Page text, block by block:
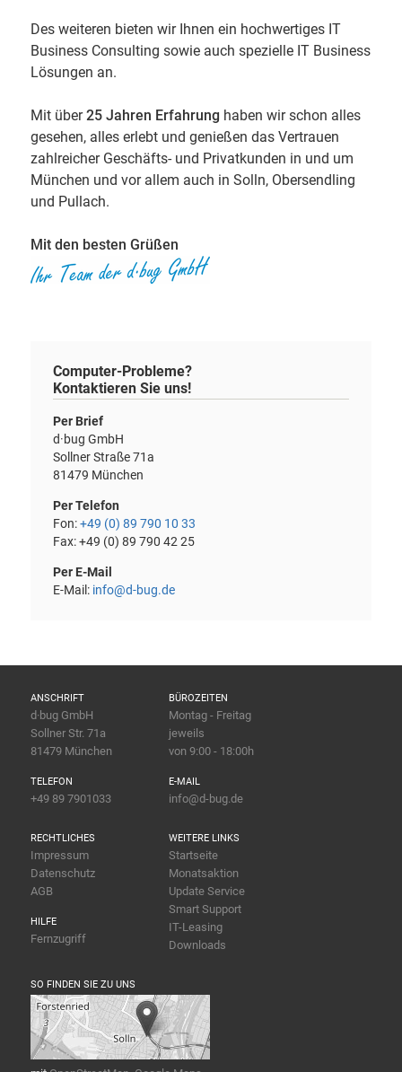
Des weiteren bieten wir Ihnen ein hochwertiges IT
Business Consulting sowie auch spezielle IT Business
Lösungen an.
Mit über25 Jahren Erfahrung haben wir schon alles
gesehen, alles erlebt und genießen das Vertrauen
zahlreicher Geschäfts- und Privatkunden in und um
München und vor allem auch in Solln, Obersendling
und Pullach.
Mit den besten Grüßen
Computer-Probleme?
Kontaktieren Sie uns!
Per Brief
d·bug GmbH
Sollner Straße 71a
81479 München
Per Telefon
Fon:+49 (0) 89 790 10 33
Fax: +49 (0) 89 790 42 25
Per E-Mail
E-Mail: info@d-bug.de
ANSCHRIFT
d·bug GmbH
Sollner Str. 71a
81479 München
TELEFON
+49 89 7901033
BÜROZEITEN
Montag - Freitag
jeweils
von 9:00 - 18:00h
E-MAIL
info@d-bug.de
RECHTLICHES
Impressum
Datenschutz
AGB
HILFE
Fernzugriff
WEITERE LINKS
Startseite
Monatsaktion
Update Service
Smart Support
IT-Leasing
Downloads
SO FINDEN SIE ZU UNS